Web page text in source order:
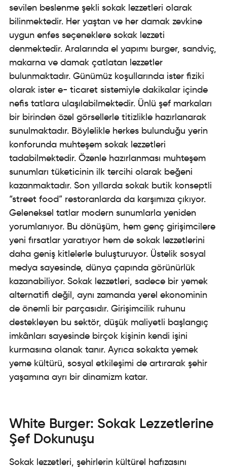
sevilen beslenme şekli sokak lezzetleri olarak
bilinmektedir. Her yaştan ve her damak zevkine
uygun enfes seçeneklere sokak lezzeti
denmektedir. Aralarında el yapımı burger, sandviç,
makarna ve damak çatlatan lezzetler
bulunmaktadır. Günümüz koşullarında ister fiziki
olarak ister e- ticaret sistemiyle dakikalar içinde
nefis tatlara ulaşılabilmektedir. Ünlü şef markaları
bir birinden özel görsellerle titizlikle hazırlanarak
sunulmaktadır. Böylelikle herkes bulunduğu yerin
konforunda muhteşem sokak lezzetleri
tadabilmektedir. Özenle hazırlanması muhteşem
sunumları tüketicinin ilk tercihi olarak beğeni
kazanmaktadır. Son yıllarda sokak butik konseptli
“street food” restoranlarda da karşımıza çıkıyor.
Geleneksel tatlar modern sunumlarla yeniden
yorumlanıyor. Bu dönüşüm, hem genç girişimcilere
yeni fırsatlar yaratıyor hem de sokak lezzetlerini
daha geniş kitlelerle buluşturuyor. Üstelik sosyal
medya sayesinde, dünya çapında görünürlük
kazanabiliyor. Sokak lezzetleri, sadece bir yemek
alternatifi değil, aynı zamanda yerel ekonominin
de önemli bir parçasıdır. Girişimcilik ruhunu
destekleyen bu sektör, düşük maliyetli başlangıç
imkânları sayesinde birçok kişinin kendi işini
kurmasına olanak tanır. Ayrıca sokakta yemek
yeme kültürü, sosyal etkileşimi de artırarak şehir
yaşamına ayrı bir dinamizm katar.
White Burger: Sokak Lezzetlerine
Şef Dokunuşu
Sokak lezzetleri, şehirlerin kültürel hafızasını